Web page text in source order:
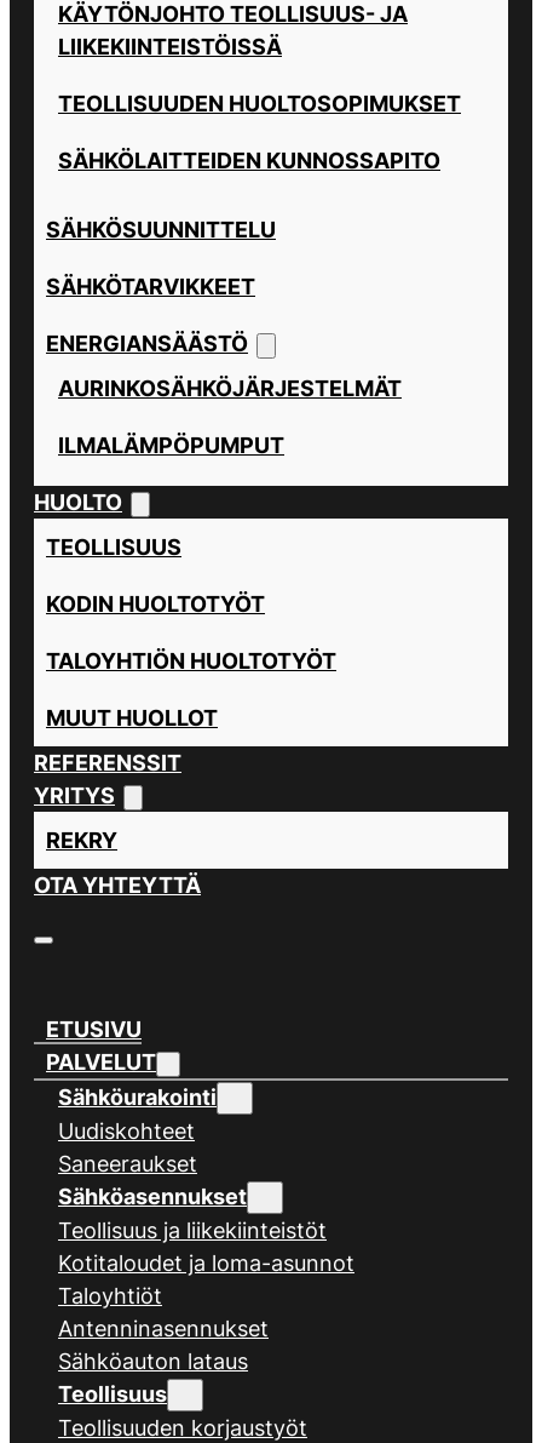
KÄYTÖNJOHTO TEOLLISUUS- JA
LIIKEKIINTEISTÖISSÄ
TEOLLISUUDEN HUOLTOSOPIMUKSET
SÄHKÖLAITTEIDEN KUNNOSSAPITO
SÄHKÖSUUNNITTELU
SÄHKÖTARVIKKEET
ENERGIANSÄÄSTÖ
AURINKOSÄHKÖJÄRJESTELMÄT
ILMALÄMPÖPUMPUT
HUOLTO
TEOLLISUUS
KODIN HUOLTOTYÖT
TALOYHTIÖN HUOLTOTYÖT
MUUT HUOLLOT
REFERENSSIT
YRITYS
REKRY
OTA YHTEYTTÄ
ETUSIVU
PALVELUT
Sähköurakointi
Uudiskohteet
Saneeraukset
Sähköasennukset
Teollisuus ja liikekiinteistöt
Kotitaloudet ja loma-asunnot
Taloyhtiöt
Antenninasennukset
Sähköauton lataus
Teollisuus
Teollisuuden korjaustyöt